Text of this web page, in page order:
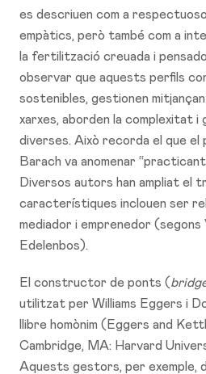
es descriuen com a
empàtics, però també com a
la fertilització creuada i
observar que aquests perfils
sostenibles, gestionen
xarxes, aborden la complexitat i
diverses. Això recorda el que el
Barach va anomenar
Diversos autors han ampliat el
característiques inclouen ser
mediador i emprenedor
Edelenbos).
El constructor de ponts (
utilitzat per Williams Eggers i
llibre homònim (Eggers and
Cambridge, MA: Harvard
Aquests gestors, per exemple,